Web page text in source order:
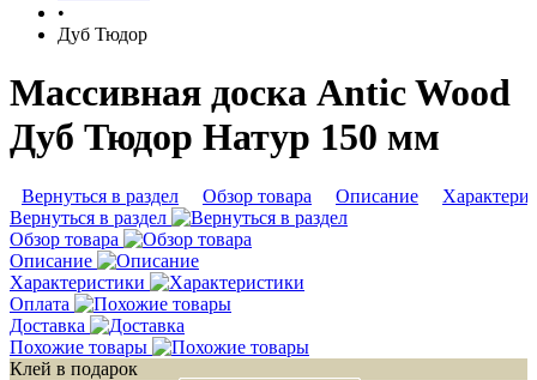
•
Дуб Тюдор
Массивная доска Antic Wood
Дуб Тюдор Натур 150 мм
Вернуться в раздел Обзор товара Описание
Вернуться в раздел
Обзор товара
Описание
Характеристики
Оплата
Доставка
Похожие товары
Клей в подарок